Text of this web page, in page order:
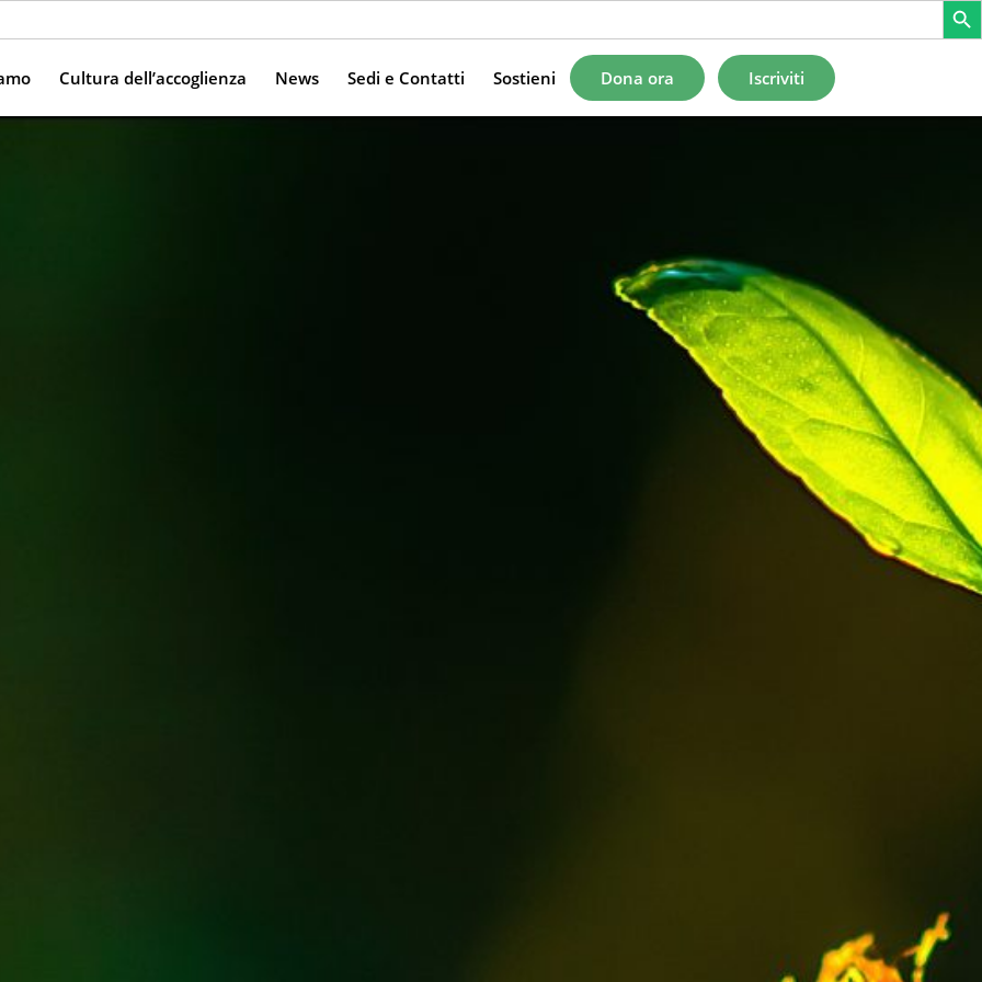
Cultura dell’accoglienza News Sedi e Contatti Sostieni Dona ora Iscriviti